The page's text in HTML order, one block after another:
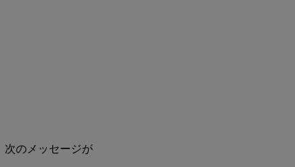
のメッセージが